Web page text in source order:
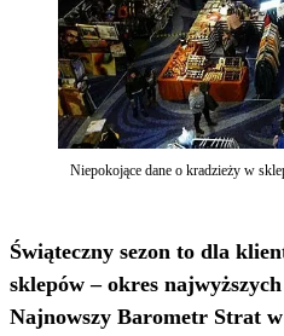
Niepokojące dane o kradzieży w
Świąteczny sezon to dla
sklepów – okres
Najnowszy Barometr Strat